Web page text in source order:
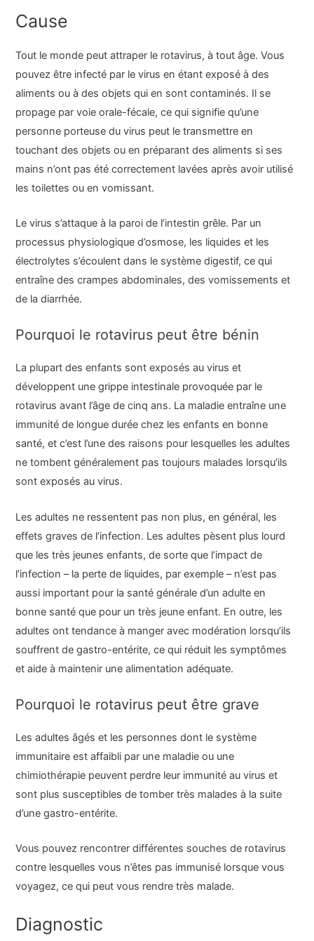
Cause
Tout le monde peut attraper le rotavirus, à tout âge. Vous
pouvez être infecté par le virus en étant exposé à des
aliments ou à des objets qui en sont contaminés. Il se
propage par voie orale-fécale, ce qui signifie qu’une
personne porteuse du virus peut le transmettre en
touchant des objets ou en préparant des aliments si ses
mains n’ont pas été correctement lavées après avoir utilisé
les toilettes ou en vomissant.
Le virus s’attaque à la paroi de l’intestin grêle. Par un
processus physiologique d’osmose, les liquides et les
électrolytes s’écoulent dans le système digestif, ce qui
entraîne des crampes abdominales, des vomissements et
de la diarrhée.
Pourquoi le rotavirus peut être bénin
La plupart des enfants sont exposés au virus et
développent une grippe intestinale provoquée par le
rotavirus avant l’âge de cinq ans. La maladie entraîne une
immunité de longue durée chez les enfants en bonne
santé, et c’est l’une des raisons pour lesquelles les adultes
ne tombent généralement pas toujours malades lorsqu’ils
sont exposés au virus.
Les adultes ne ressentent pas non plus, en général, les
effets graves de l’infection. Les adultes pèsent plus lourd
que les très jeunes enfants, de sorte que l’impact de
l’infection – la perte de liquides, par exemple – n’est pas
aussi important pour la santé générale d’un adulte en
bonne santé que pour un très jeune enfant. En outre, les
adultes ont tendance à manger avec modération lorsqu’ils
souffrent de gastro-entérite, ce qui réduit les symptômes
et aide à maintenir une alimentation adéquate.
Pourquoi le rotavirus peut être grave
Les adultes âgés et les personnes dont le système
immunitaire est affaibli par une maladie ou une
chimiothérapie peuvent perdre leur immunité au virus et
sont plus susceptibles de tomber très malades à la suite
d’une gastro-entérite.
Vous pouvez rencontrer différentes souches de rotavirus
contre lesquelles vous n’êtes pas immunisé lorsque vous
voyagez, ce qui peut vous rendre très malade.
Diagnostic